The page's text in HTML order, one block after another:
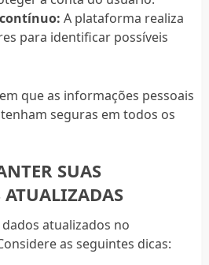
A plataforma realiza
para identificar possíveis
que as informações pessoais
seguras em todos os
SUAS
atualizados no
as seguintes dicas: